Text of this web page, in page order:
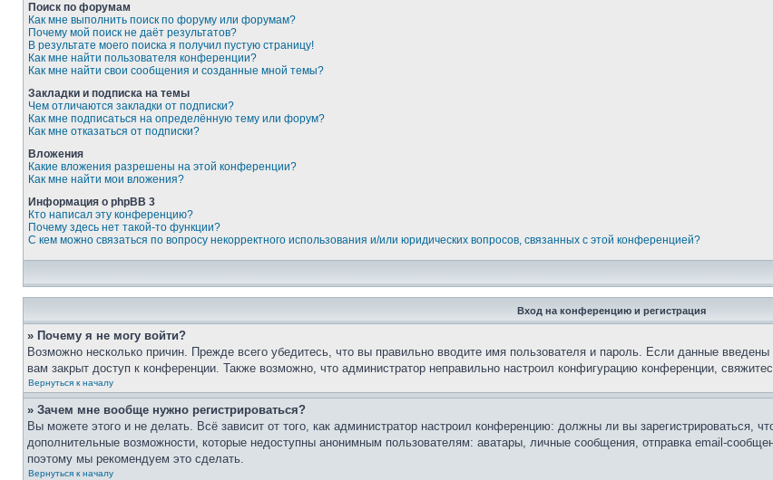
Поиск по форумам
Как мне выполнить поиск по форуму или форумам?
Почему мой поиск не даёт результатов?
В результате моего поиска я получил пустую страницу!
Как мне найти пользователя конференции?
Как мне найти свои сообщения и созданные мной темы?
Закладки и подписка на темы
Чем отличаются закладки от подписки?
Как мне подписаться на определённую тему или форум?
Как мне отказаться от подписки?
Вложения
Какие вложения разрешены на этой конференции?
Как мне найти мои вложения?
Информация о phpBB 3
Кто написал эту конференцию?
Почему здесь нет такой-то функции?
С кем можно связаться по вопросу некорректного использования и/или юридических вопросов, связанных с этой конференцией?
Вход на конференцию и регистрация
» Почему я не могу войти?
Возможно несколько причин. Прежде всего убедитесь, что вы правильно вводите имя пользователя и пароль. Если данные
вам закрыт доступ к конференции. Также возможно, что администратор неправильно настроил конфигурацию конференции,
Вернуться к началу
» Зачем мне вообще нужно регистрироваться?
Вы можете этого и не делать. Всё зависит от того, как администратор настроил конференцию: должны ли вы зарегистрироваться,
дополнительные возможности, которые недоступны анонимным пользователям: аватары, личные сообщения, отправка email-
поэтому мы рекомендуем это сделать.
Вернуться к началу